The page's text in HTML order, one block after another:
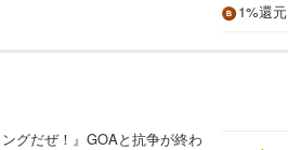
1%還元
グだぜ！』GOAと抗争が終わ